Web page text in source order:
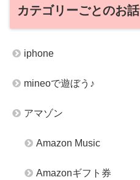
カテゴリーごとのお話
iphone
mineoで遊ぼう♪
アマゾン
Amazon Music
Amazonギフト券